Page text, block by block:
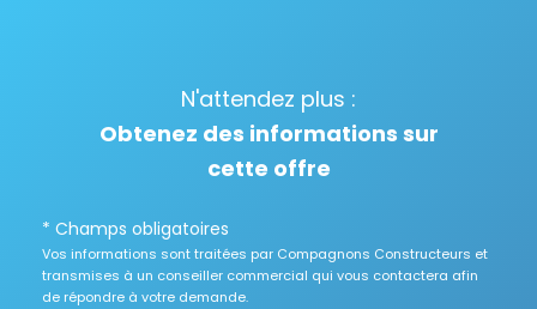
N'attendez plus :
Obtenez des informations sur
cette offre
* Champs obligatoires
Vos informations sont traitées par Compagnons Constructeurs et
transmises à un conseiller commercial qui vous contactera afin
de répondre à votre demande.